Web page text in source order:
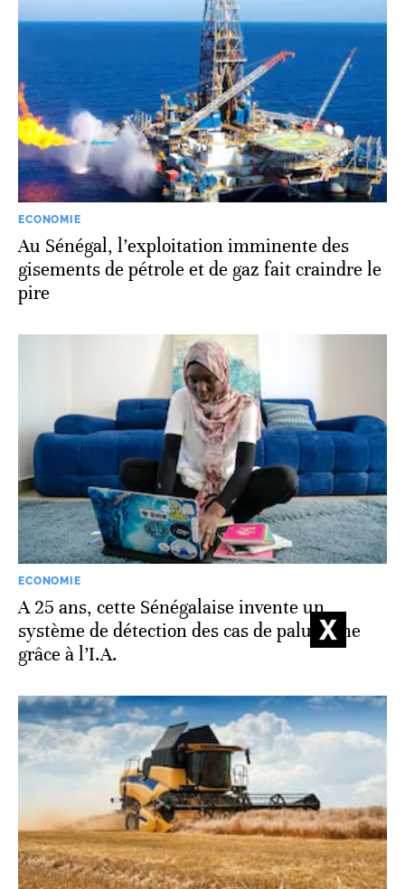
ECONOMIE
Au Sénégal, l’exploitation imminente des
gisements de pétrole et de gaz fait craindre le
pire
ECONOMIE
A 25 ans, cette Sénégalaise invente un
système de détection des cas de paludisme
grâce à l’I.A.